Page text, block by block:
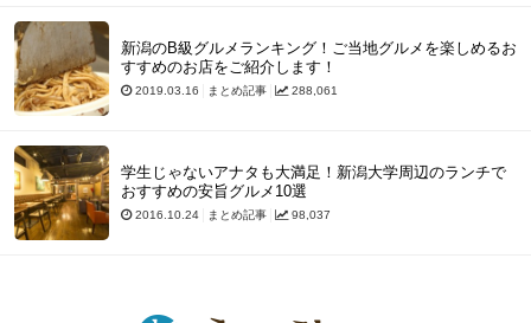
新潟のB級グルメランキング！ご当地グルメを楽しめるお
すすめのお店をご紹介します！
2019.03.16 まとめ記事 288,061
学生じゃないアナタも大満足！新潟大学周辺のランチで
おすすめの安旨グルメ10選
2016.10.24 まとめ記事 98,037